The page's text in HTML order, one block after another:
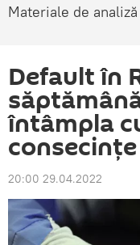
Materiale de
Default în
întâmpla
20:00 29.04.2022